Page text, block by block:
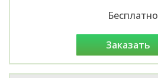
Бесплатно
заказать